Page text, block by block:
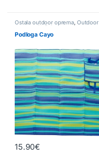
Ostala outdoor oprema, Outdoor
Plažni program
Podloga Cayo
15.90€